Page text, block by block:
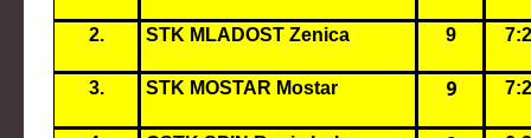
2. STK MLADOST Zenica 9 7:2
3. STK MOSTAR Mostar 9 7:2